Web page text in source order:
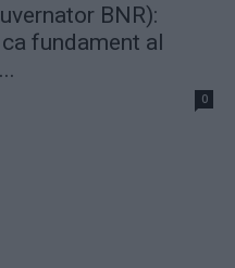
BNR):
fundament al
0